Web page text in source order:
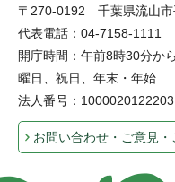
〒270-0192 千葉県流山
代表電話：04-7158-1111
開庁時間：午前8時30分か
曜日、祝日、年末・年始
法人番号：1000020122203
お問い合わせ・ご意見・